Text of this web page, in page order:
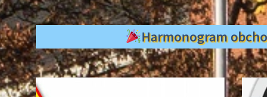
Harmonogram